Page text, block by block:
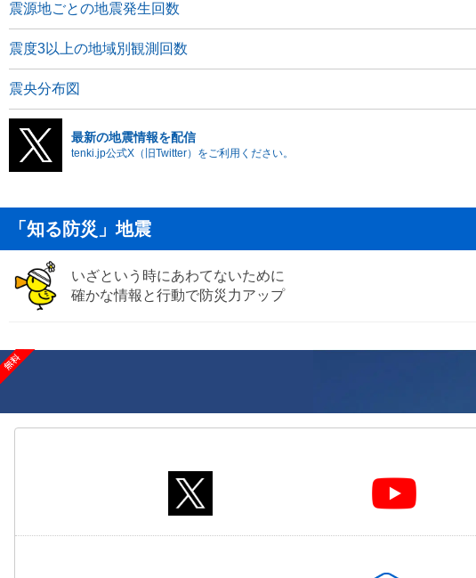
震源地ごとの地震発生回数
震度3以上の地域別観測回数
震央分布図
最新の地震情報を配信
tenki.jp公式X（旧Twitter）をご利用ください。
「知る防災」地震
いざという時にあわてないために
確かな情報と行動で防災力アップ